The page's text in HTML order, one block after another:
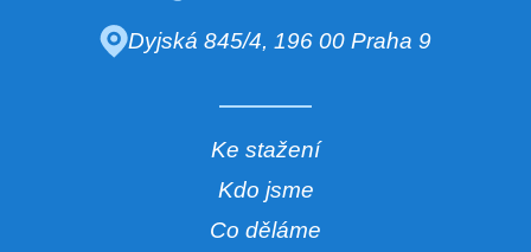
Dyjská 845/4, 196 00 Praha 9
Ke stažení
Kdo jsme
Co děláme